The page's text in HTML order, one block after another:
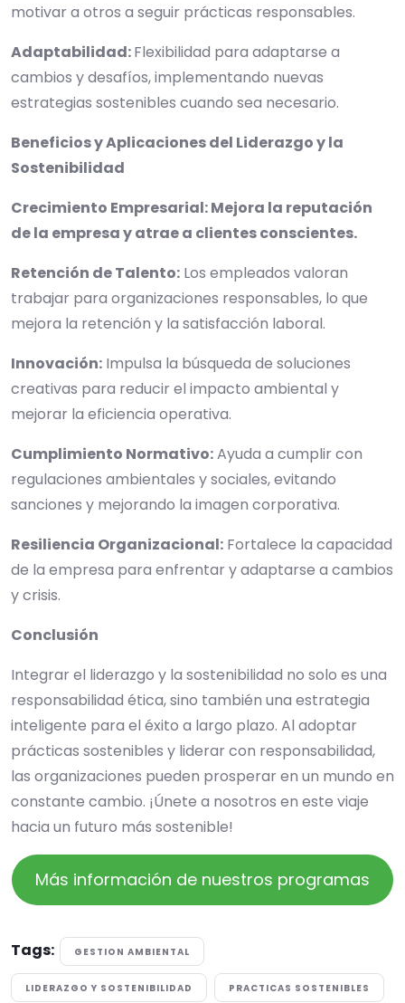
motivar a otros a seguir prácticas responsables.
Adaptabilidad:Flexibilidad para adaptarse a
cambios y desafíos, implementando nuevas
estrategias sostenibles cuando sea necesario.
Beneficios y Aplicaciones del Liderazgo y la
Sostenibilidad
Crecimiento Empresarial: Mejora la reputación
de la empresa y atrae a clientes conscientes.
Retención de Talento: Los empleados valoran
trabajar para organizaciones responsables, lo que
mejora la retención y la satisfacción laboral.
Innovación: Impulsa la búsqueda de soluciones
creativas para reducir el impacto ambiental y
mejorar la eficiencia operativa.
Cumplimiento Normativo:Ayuda a cumplir con
regulaciones ambientales y sociales, evitando
sanciones y mejorando la imagen corporativa.
Resiliencia Organizacional: Fortalece la capacidad
de la empresa para enfrentar y adaptarse a cambios
y crisis.
Conclusión
Integrar el liderazgo y la sostenibilidad no solo es una
responsabilidad ética, sino también una estrategia
inteligente para el éxito a largo plazo. Al adoptar
prácticas sostenibles y liderar con responsabilidad,
las organizaciones pueden prosperar en un mundo en
constante cambio. ¡Únete a nosotros en este viaje
hacia un futuro más sostenible!
Más información de nuestros programas
Tags: GESTION AMBIENTAL
LIDERAZGO Y SOSTENIBILIDAD PRACTICAS SOSTENIBLES